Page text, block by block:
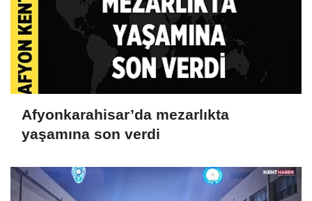
Afyonkarahisar’da mezarlıkta
yaşamına son verdi